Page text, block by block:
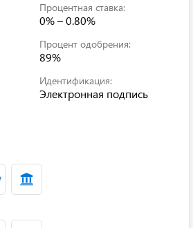
Процентная ставка:
0% – 0.80%
Процент одобрения:
89%
Идентификация:
Электронная подпись